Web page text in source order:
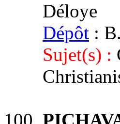
Déloye
Dépôt :
Sujet(s) :